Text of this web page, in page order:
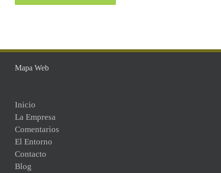
Mapa Web
Inicio
La Empresa
Comentarios
El Entorno
Contacto
Blog